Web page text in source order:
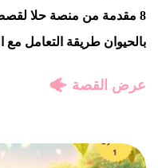
8 مقدمة من منصة حلا
بالحيوان طريقة التعامل مع
عرض القصة